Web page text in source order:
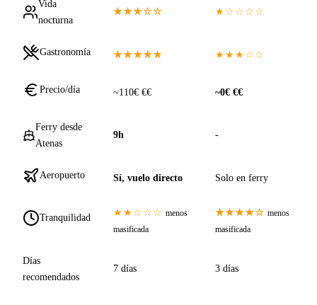
Vida
nocturna
★★★☆☆ ★☆☆☆☆
Gastronomía ★★★★★ ★★★☆☆
Precio/día ~110€ €€ ~0€ €€
Ferry desde
Atenas
9h -
Aeropuerto Sí, vuelo directo Solo en ferry
Tranquilidad ★★☆☆☆ menos
masificada
★★★★☆ menos
masificada
Días
recomendados
7 días 3 días